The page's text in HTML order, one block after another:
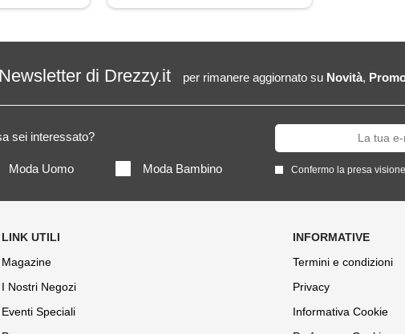
di Drezzy.it per rimanere aggiornato su Novità,
sei interessato?
Moda Uomo Moda Bambino Confermo la presa
Magazine
I Nostri Negozi
Eventi Speciali
Termini e condizioni
Privacy
Informativa Cookie